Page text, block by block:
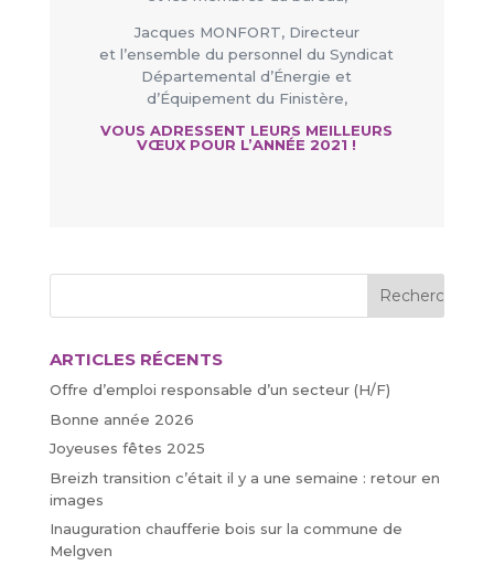
Jacques MONFORT, Directeur
et l’ensemble du personnel du Syndicat
Départemental d’Énergie et
d’Équipement du Finistère,
VOUS ADRESSENT LEURS MEILLEURS
VŒUX POUR L’ANNÉE 2021 !
ARTICLES RÉCENTS
Offre d’emploi responsable d’un secteur (H/F)
Bonne année 2026
Joyeuses fêtes 2025
Breizh transition c’était il y a une semaine : retour en
images
Inauguration chaufferie bois sur la commune de
Melgven